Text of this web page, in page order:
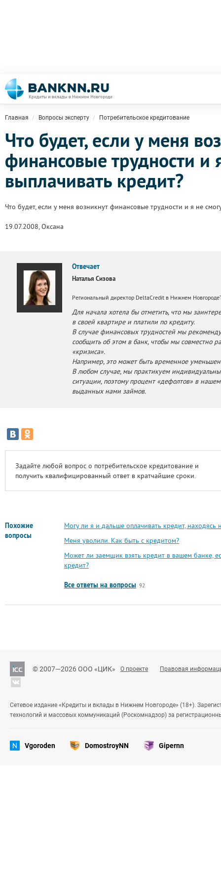
Главная Вопросы эксперту Потребительское кредитование
Что будет, если у меня
финансовые трудности и
выплачивать кредит?
Что будет, если у меня возникнут финансовые трудности и я не
19.07.2008, Оксана
Отвечает
Наталья Сизова
Региональный директор DeltaCredit в Нижнем
Для начала хотела бы отметить, что мы
в своей квартире и платили по кредиту.
В случае финансовых трудностей мы
сообщить об этом в банк, чтобы мы совместно
«кризиса».
Например, это может быть временное
В любом случае, мы практикуем
ситуации, поэтому процент «дефолтов» в
выданных нами займов.
Задайте любой вопрос о потребительское кредитование и
получить квалифицированный ответ в кратчайшие сроки.
Похожие
вопросы
Могу ли я и дальше оплачивать кредит, находясь
Меня уволили. Как быть с кредитом?
Может ли заемщик взять кредит в вашем банке,
кредит?
Все ответы на вопросы 92
© 2007—2026 ООО «ЦИК» О проекте Правовая
Сетевое издание «Кредиты и вклады в Нижнем Новгороде» (18+).
технологий и массовых коммуникаций (Роскомнадзор) за
Vgoroden DomostroyNN Gipernn